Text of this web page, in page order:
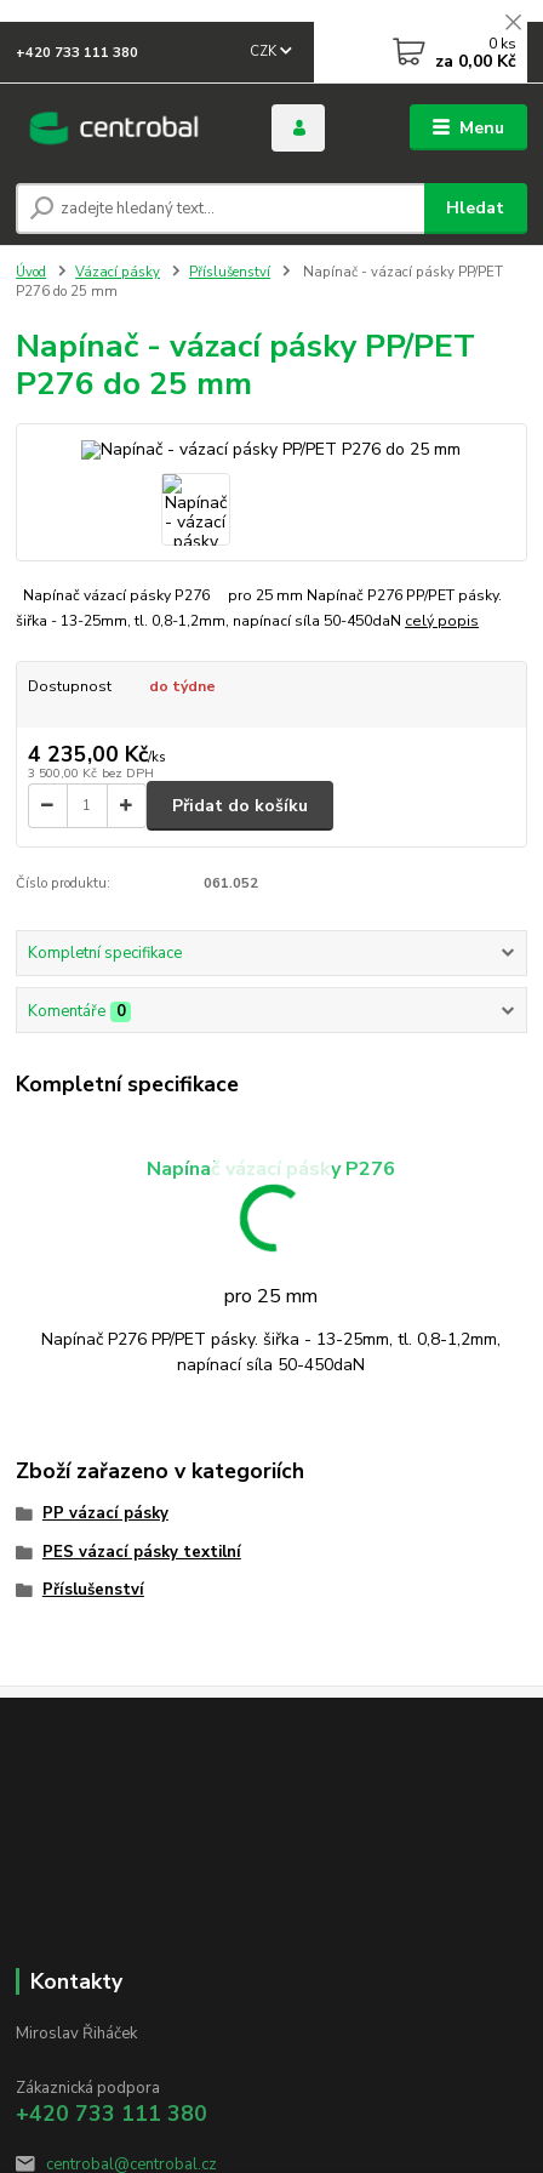
Menu
CZK
Hledat
+420 733 111 380 0 ks
za 0,00 Kč
Úvod Vázací pásky Příslušenství
Napínač - vázací pásky PP/PET
P276 do 25 mm
Napínač - vázací pásky PP/PET
P276 do 25 mm
Napínač vázací pásky P276 pro 25 mm Napínač P276 PP/PET pásky.
šiřka - 13-25mm, tl. 0,8-1,2mm, napínací síla 50-450daN celý popis
Dostupnost do týdne
4 235,00 Kč/ks
3 500,00 Kč bez DPH
Přidat do košíku
Číslo produktu: 061.052
Kompletní specifikace
Komentáře 0
Kompletní specifikace
Napínač vázací pásky P276
pro 25 mm
Napínač P276 PP/PET pásky. šiřka - 13-25mm, tl. 0,8-1,2mm,
napínací síla 50-450daN
Zboží zařazeno v kategoriích
PP vázací pásky
PES vázací pásky textilní
Příslušenství
Kontakty
Miroslav Řiháček
Zákaznická podpora
+420 733 111 380
centrobal@centrobal.cz